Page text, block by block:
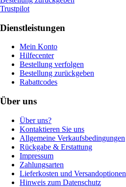
Trustpilot
Dienstleistungen
Mein Konto
Hilfecenter
Bestellung verfolgen
Bestellung zurückgeben
Rabattcodes
Über uns
Über uns?
Kontaktieren Sie uns
Allgemeine Verkaufsbedingungen
Rückgabe & Erstattung
Impressum
Zahlungsarten
Lieferkosten und Versandoptionen
Hinweis zum Datenschutz